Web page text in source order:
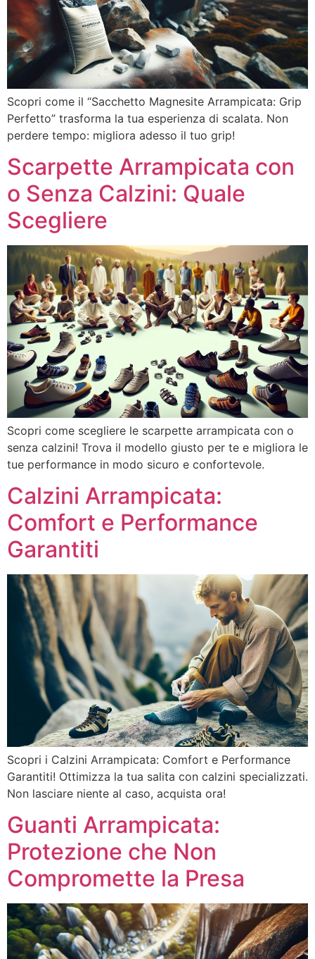
Scopri come il “Sacchetto Magnesite Arrampicata: Grip
Perfetto” trasforma la tua esperienza di scalata. Non
perdere tempo: migliora adesso il tuo grip!
Scarpette Arrampicata con
o Senza Calzini: Quale
Scegliere
Scopri come scegliere le scarpette arrampicata con o
senza calzini! Trova il modello giusto per te e migliora le
tue performance in modo sicuro e confortevole.
Calzini Arrampicata:
Comfort e Performance
Garantiti
Scopri i Calzini Arrampicata: Comfort e Performance
Garantiti! Ottimizza la tua salita con calzini specializzati.
Non lasciare niente al caso, acquista ora!
Guanti Arrampicata:
Protezione che Non
Compromette la Presa